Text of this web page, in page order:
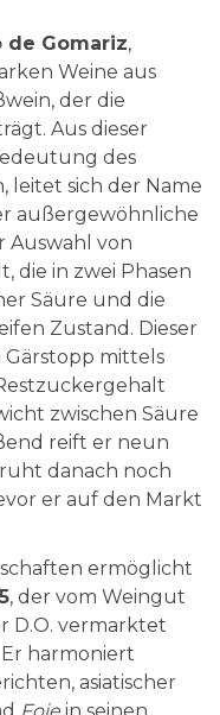
de Gomariz,
Weine aus
der die
Aus dieser
des
leitet sich der Name
außergewöhnliche
Auswahl von
die in zwei Phasen
Säure und die
Zustand. Dieser
mittels
zwischen Säure
reift er neun
danach noch
er auf den Markt
ermöglicht
, der vom Weingut
D.O. vermarktet
harmoniert
asiatischer